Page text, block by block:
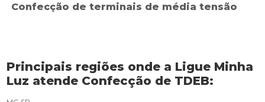
Confecção de terminais de média tensão
Principais regiões onde a Ligue Minha
Luz atende Confecção de TDEB: